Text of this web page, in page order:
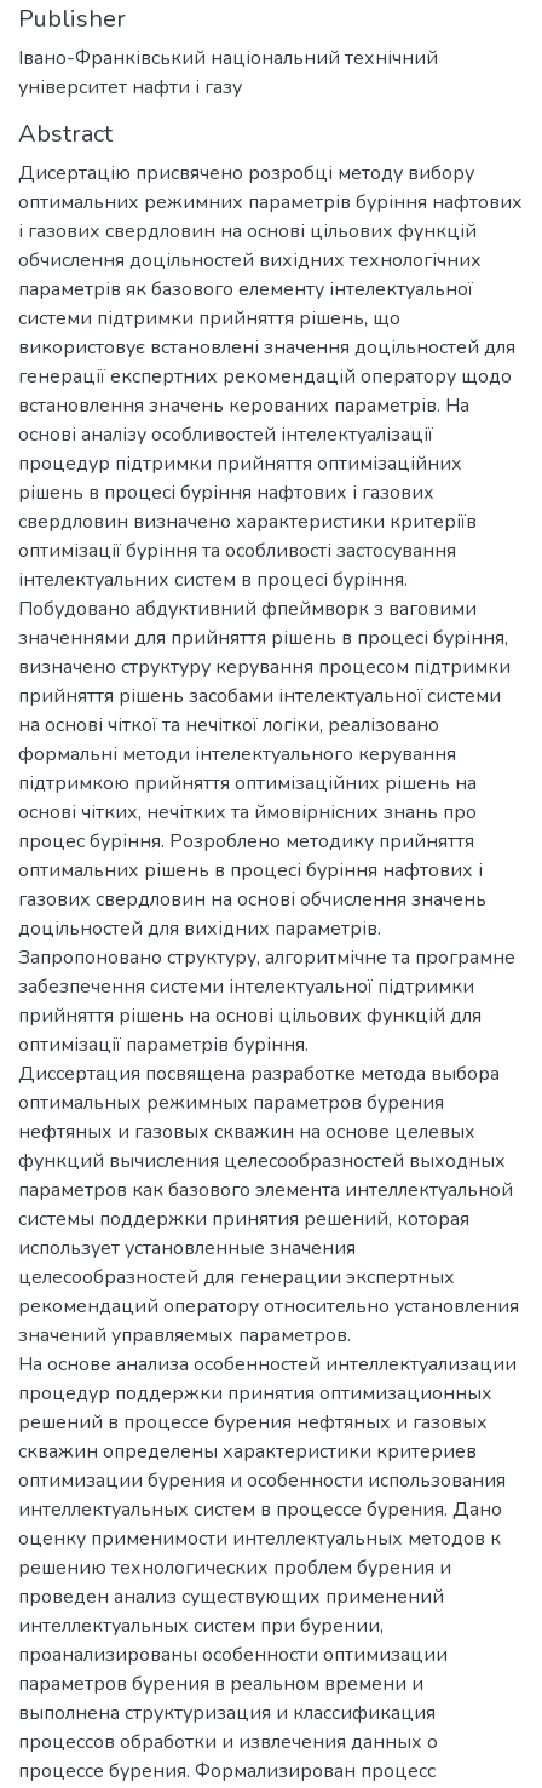
Publisher
Івано-Франківський національний технічний
університет нафти і газу
Abstract
Дисертацію присвячено розробці методу вибору
оптимальних режимних параметрів буріння нафтових
і газових свердловин на основі цільових функцій
обчислення доцільностей вихідних технологічних
параметрів як базового елементу інтелектуальної
системи підтримки прийняття рішень, що
використовує встановлені значення доцільностей для
генерації експертних рекомендацій оператору щодо
встановлення значень керованих параметрів. На
основі аналізу особливостей інтелектуалізації
процедур підтримки прийняття оптимізаційних
рішень в процесі буріння нафтових і газових
свердловин визначено характеристики критеріїв
оптимізації буріння та особливості застосування
інтелектуальних систем в процесі буріння.
Побудовано абдуктивний фпеймворк з ваговими
значеннями для прийняття рішень в процесі буріння,
визначено структуру керування процесом підтримки
прийняття рішень засобами інтелектуальної системи
на основі чіткої та нечіткої логіки, реалізовано
формальні методи інтелектуального керування
підтримкою прийняття оптимізаційних рішень на
основі чітких, нечітких та ймовірнісних знань про
процес буріння. Розроблено методику прийняття
оптимальних рішень в процесі буріння нафтових і
газових свердловин на основі обчислення значень
доцільностей для вихідних параметрів.
Запропоновано структуру, алгоритмічне та програмне
забезпечення системи інтелектуальної підтримки
прийняття рішень на основі цільових функцій для
оптимізації параметрів буріння.
Диссертация посвящена разработке метода выбора
оптимальных режимных параметров бурения
нефтяных и газовых скважин на основе целевых
функций вычисления целесообразностей выходных
параметров как базового элемента интеллектуальной
системы поддержки принятия решений, которая
использует установленные значения
целесообразностей для генерации экспертных
рекомендаций оператору относительно установления
значений управляемых параметров.
На основе анализа особенностей интеллектуализации
процедур поддержки принятия оптимизационных
решений в процессе бурения нефтяных и газовых
скважин определены характеристики критериев
оптимизации бурения и особенности использования
интеллектуальных систем в процессе бурения. Дано
оценку применимости интеллектуальных методов к
решению технологических проблем бурения и
проведен анализ существующих применений
интеллектуальных систем при бурении,
проанализированы особенности оптимизации
параметров бурения в реальном времени и
выполнена структуризация и классификация
процессов обработки и извлечения данных о
процессе бурения. Формализирован процесс